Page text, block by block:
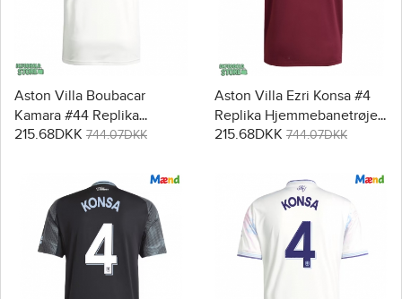
Aston Villa Boubacar
Kamara #44 Replika
Tredjetrøje 2025-26
215.68DKK 744.07DKK
Aston Villa Ezri Konsa #4
Replika Hjemmebanetrøje
2025-26 Kortærmet
215.68DKK 744.07DKK